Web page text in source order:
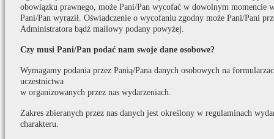
obowiązku prawnego, może Pani/Pan wycofać w dowolnym momencie
Pani/Pan wyraził. Oświadczenie o wycofaniu zgodny może Pani/Pani
Administratora bądź mailowy podany powyżej.
Czy musi Pani/Pan podać nam swoje dane osobowe?
Wymagamy podania przez Panią/Pana danych osobowych na
uczestnictwa
w organizowanych przez nas wydarzeniach.
Zakres zbieranych przez nas danych jest określony w regulaminach
charakteru.